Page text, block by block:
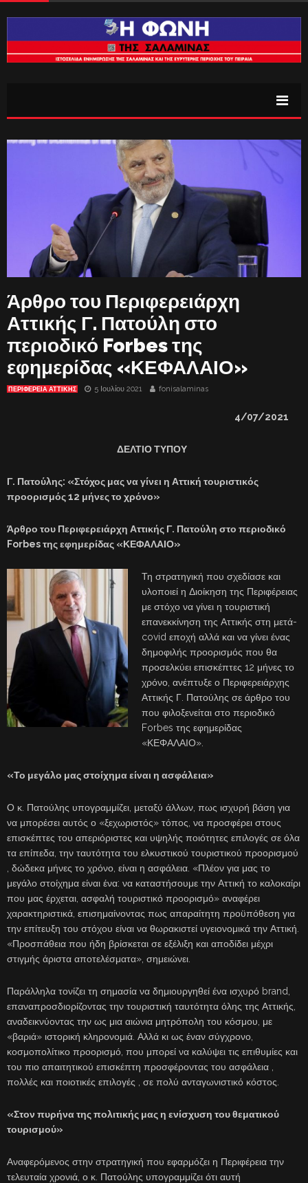
Άρθρο του Περιφερειάρχη
Αττικής Γ. Πατούλη στο
περιοδικό Forbes της
εφημερίδας «ΚΕΦΑΛΑΙΟ»
ΠΕΡΙΦΕΡΕΙΑ ΑΤΤΙΚΗΣ 5 Ιουλίου 2021 fonisalaminas
4/07/2021
ΔΕΛΤΙΟ ΤΥΠΟΥ
Γ. Πατούλης: «Στόχος μας να γίνει η Αττική τουριστικός
προορισμός 12 μήνες το χρόνο»
Άρθρο του Περιφερειάρχη Αττικής Γ. Πατούλη στο περιοδικό
Forbesτης εφημερίδας «ΚΕΦΑΛΑΙΟ»
Τη στρατηγική που σχεδίασε και
υλοποιεί η Διοίκηση της Περιφέρειας
με στόχο να γίνει η τουριστική
επανεκκίνηση της Αττικής στη μετά-
covid εποχή αλλά και να γίνει ένας
δημοφιλής προορισμός που θα
προσελκύει επισκέπτες 12 μήνες το
χρόνο, ανέπτυξε ο Περιφερειάρχης
Αττικής Γ. Πατούλης σε άρθρο του
που φιλοξενείται στο περιοδικό
Forbes της εφημερίδας
«ΚΕΦΑΛΑΙΟ».
«Το μεγάλο μας στοίχημα είναι η ασφάλεια»
Ο κ. Πατούλης υπογραμμίζει, μεταξύ άλλων, πως ισχυρή βάση για
να μπορέσει αυτός ο «ξεχωριστός» τόπος, να προσφέρει στους
επισκέπτες του απεριόριστες και υψηλής ποιότητες επιλογές σε όλα
τα επίπεδα, την ταυτότητα του ελκυστικού τουριστικού προορισμού
, δώδεκα μήνες το χρόνο, είναι η ασφάλεια. «Πλέον για μας το
μεγάλο στοίχημα είναι ένα: να καταστήσουμε την Αττική το καλοκαίρι
που μας έρχεται, ασφαλή τουριστικό προορισμό» αναφέρει
χαρακτηριστικά, επισημαίνοντας πως απαραίτητη προϋπόθεση για
την επίτευξη του στόχου είναι να θωρακιστεί υγειονομικά την Αττική.
«Προσπάθεια που ήδη βρίσκεται σε εξέλιξη και αποδίδει μέχρι
στιγμής άριστα αποτελέσματα», σημειώνει.
Παράλληλα τονίζει τη σημασία να δημιουργηθεί ένα ισχυρό brand,
επαναπροσδιορίζοντας την τουριστική ταυτότητα όλης της Αττικής,
αναδεικνύοντας την ως μια αιώνια μητρόπολη του κόσμου, με
«βαριά» ιστορική κληρονομιά. Αλλά κι ως έναν σύγχρονο,
κοσμοπολίτικο προορισμό, που μπορεί να καλύψει τις επιθυμίες και
του πιο απαιτητικού επισκέπτη προσφέροντας του ασφάλεια ,
πολλές και ποιοτικές επιλογές , σε πολύ ανταγωνιστικό κόστος.
«Στον πυρήνα της πολιτικής μας η ενίσχυση του θεματικού
τουρισμού»
Αναφερόμενος στην στρατηγική που εφαρμόζει η Περιφέρεια την
τελευταία χρονιά, ο κ. Πατούλης υπογραμμίζει ότι αυτή